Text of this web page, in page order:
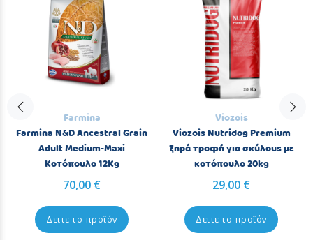
Farmina
Farmina N&D Ancestral Grain
Adult Medium-Maxi
Κοτόπουλο 12Kg
70,00 €
Δειτε το προϊόν
Viozois
Viozois Nutridog Premium
ξηρά τροφή για σκύλους με
κοτόπουλο 20kg
29,00 €
Δειτε το προϊόν